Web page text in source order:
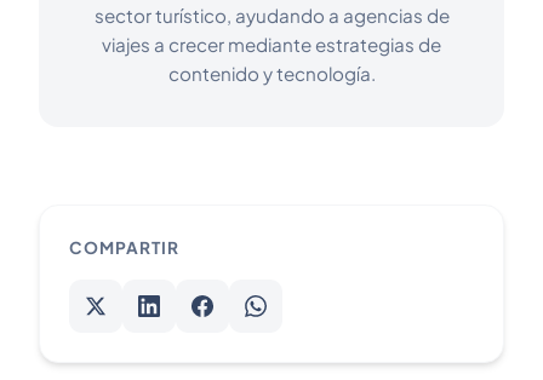
sector turístico, ayudando a agencias de
viajes a crecer mediante estrategias de
contenido y tecnología.
COMPARTIR